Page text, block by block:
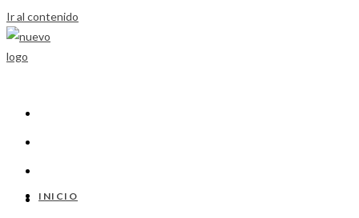
Ir al contenido
INICIO